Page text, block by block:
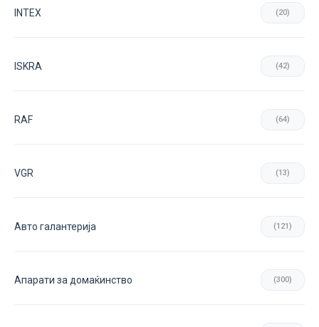
INTEX (20)
ISKRA (42)
RAF (64)
VGR (13)
Авто галантерија (121)
Апарати за домаќинство (300)